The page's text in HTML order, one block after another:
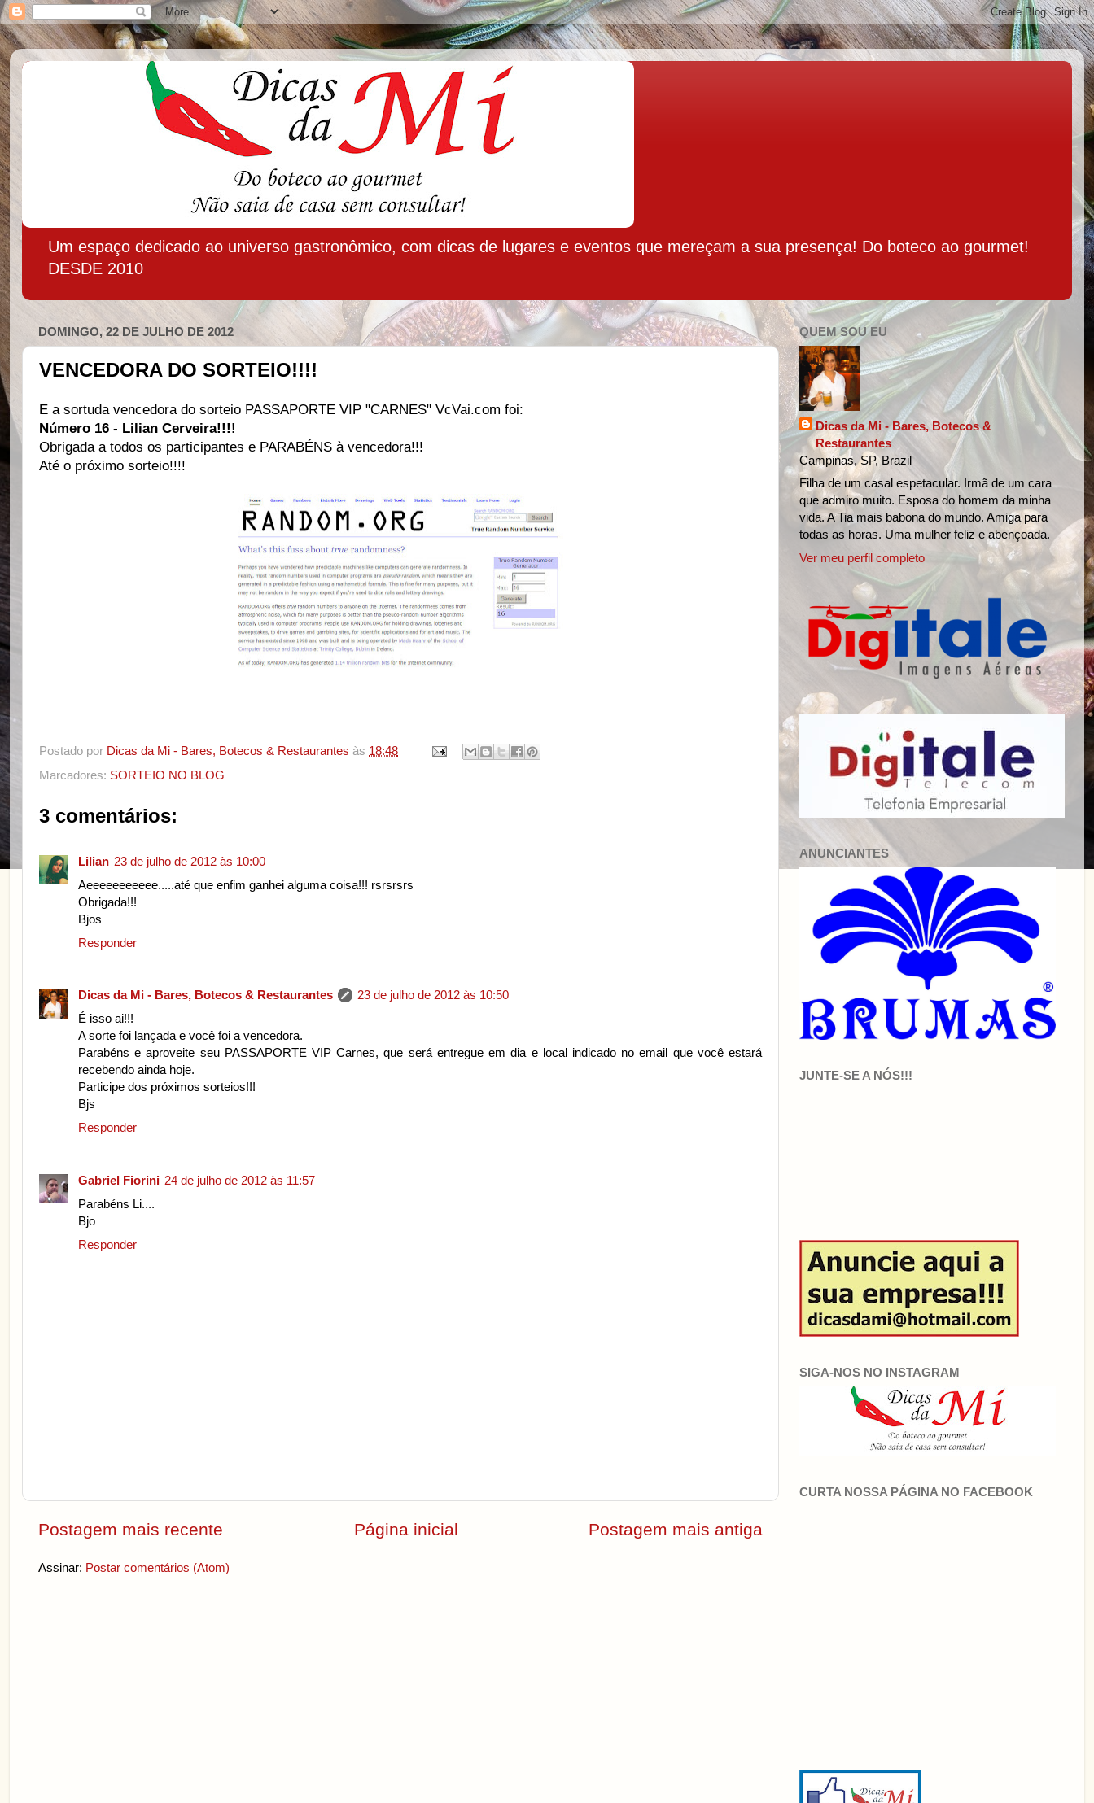
Um espaço dedicado ao universo gastronômico, com dicas de lugares e eventos que mereçam a sua presença! Do boteco ao gourmet!
DESDE 2010
DOMINGO, 22 DE JULHO DE 2012
VENCEDORA DO SORTEIO!!!!
E a sortuda vencedora do sorteio PASSAPORTE VIP "CARNES" VcVai.com foi:
Número 16 - Lilian Cerveira!!!!
Obrigada a todos os participantes e PARABÉNS à vencedora!!!
Até o próximo sorteio!!!!
Postado por Dicas da Mi - Bares, Botecos & Restaurantes às 18:48
Marcadores: SORTEIO NO BLOG
3 comentários:
Lilian 23 de julho de 2012 às 10:00
Aeeeeeeeeeee.....até que enfim ganhei alguma coisa!!! rsrsrsrs
Obrigada!!!
Bjos
Responder
Dicas da Mi - Bares, Botecos & Restaurantes
23 de julho de 2012 às 10:50
É isso ai!!!
A sorte foi lançada e você foi a vencedora.
Parabéns e aproveite seu PASSAPORTE VIP Carnes, que será entregue em dia e local indicado no email que você estará
recebendo ainda hoje.
Participe dos próximos sorteios!!!
Bjs
Responder
Gabriel Fiorini 24 de julho de 2012 às 11:57
Parabéns Li....
Bjo
Responder
Postagem mais recente Postagem mais antiga
Página inicial
Assinar: Postar comentários (Atom)
QUEM SOU EU
Dicas da Mi - Bares, Botecos &
Restaurantes
Campinas, SP, Brazil
Filha de um casal espetacular. Irmã de um cara
que admiro muito. Esposa do homem da minha
vida. A Tia mais babona do mundo. Amiga para
todas as horas. Uma mulher feliz e abençoada.
Ver meu perfil completo
ANUNCIANTES
JUNTE-SE A NÓS!!!
SIGA-NOS NO INSTAGRAM
CURTA NOSSA PÁGINA NO FACEBOOK